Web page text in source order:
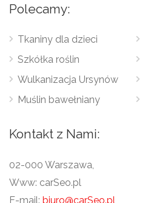
Polecamy:
Tkaniny dla dzieci
Szkółka roślin
Wulkanizacja Ursynów
Muślin bawełniany
Kontakt z Nami:
02-000 Warszawa,
Www: carSeo.pl
E-mail: biuro@carSeo.pl